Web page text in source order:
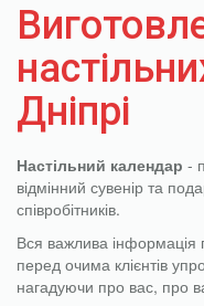
Дніпрі
Настільний календар -
відмінний сувенір та
співробітників.
Вся важлива інформація
перед очима клієнтів
нагадуючи про вас, про